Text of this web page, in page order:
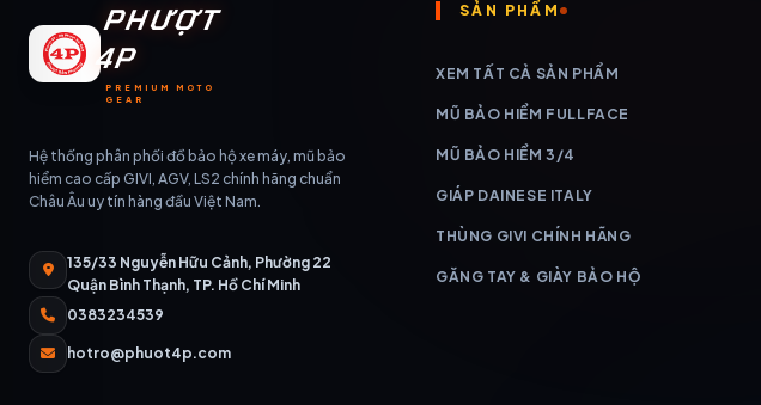
PHƯỢT
4P
PREMIUM MOTO
GEAR
Hệ thống phân phối đồ bảo hộ xe máy, mũ bảo
hiểm cao cấp GIVI, AGV, LS2 chính hãng chuẩn
Châu Âu uy tín hàng đầu Việt Nam.
135/33 Nguyễn Hữu Cảnh, Phường 22
Quận Bình Thạnh, TP. Hồ Chí Minh
0383234539
hotro@phuot4p.com
SẢN PHẨM
XEM TẤT CẢ SẢN PHẨM
MŨ BẢO HIỂM FULLFACE
MŨ BẢO HIỂM 3/4
GIÁP DAINESE ITALY
THÙNG GIVI CHÍNH HÃNG
GĂNG TAY & GIÀY BẢO HỘ